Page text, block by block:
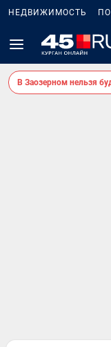
НЕДВИЖИМОСТЬ
В Заозерном нельзя